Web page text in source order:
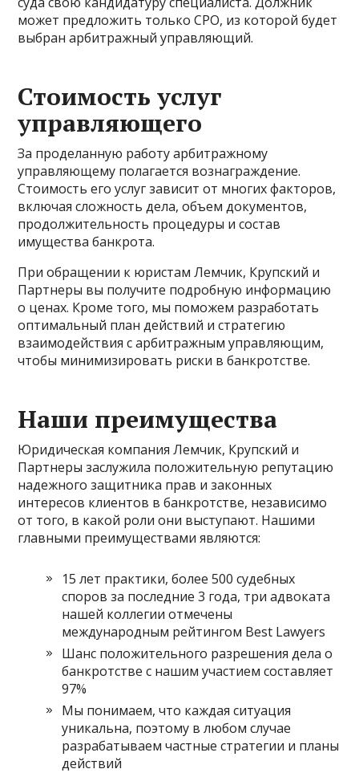
может предложить только СРО, из которой будет
выбран арбитражный управляющий.
Стоимость услуг
управляющего
За проделанную работу арбитражному
управляющему полагается вознаграждение.
Стоимость его услуг зависит от многих факторов,
включая сложность дела, объем документов,
продолжительность процедуры и состав
имущества банкрота.
При обращении к юристам Лемчик, Крупский и
Партнеры вы получите подробную информацию
о ценах. Кроме того, мы поможем разработать
оптимальный план действий и стратегию
взаимодействия с арбитражным управляющим,
чтобы минимизировать риски в банкротстве.
Наши преимущества
Юридическая компания Лемчик, Крупский и
Партнеры заслужила положительную репутацию
надежного защитника прав и законных
интересов клиентов в банкротстве, независимо
от того, в какой роли они выступают. Нашими
главными преимуществами являются:
15 лет практики, более 500 судебных
споров за последние 3 года, три адвоката
нашей коллегии отмечены
международным рейтингом Best Lawyers
Шанс положительного разрешения дела о
банкротстве с нашим участием составляет
97%
Мы понимаем, что каждая ситуация
уникальна, поэтому в любом случае
разрабатываем частные стратегии и планы
действий